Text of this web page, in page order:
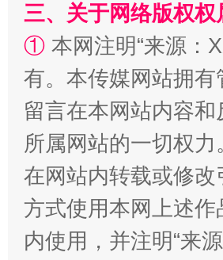
解纷+调解+退费，一次搞定
三、关于网络版权权
① 本网注明“来源：
有。本传媒网站拥
留言在本网站内容
所属网站的一切权
在网站内转载或修
方式使用本网上述
内使用，并注明“来